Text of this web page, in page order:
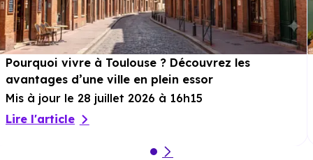
Pourquoi vivre à Toulouse ? Découvrez les
avantages d’une ville en plein essor
Mis à jour le 28 juillet 2026 à 16h15
Lire l'article